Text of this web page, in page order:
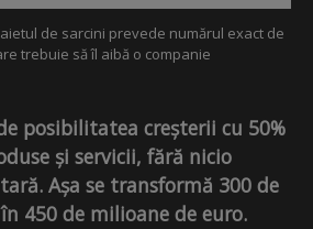
de sarcini prevede numărul exact de
trebuie să îl aibă o companie
posibilitatea creșterii cu 50%
și servicii, fără nicio
Așa se transformă 300 de
450 de milioane de euro.